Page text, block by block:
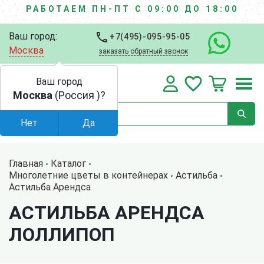
РАБОТАЕМ ПН-ПТ С 09:00 ДО 18:00
Ваш город:
Москва
+7(495)-095-95-05
заказать обратный звонок
Главная
Каталог
Многолетние цветы в контейнерах
Астильба
Астильба Арендса
АСТИЛЬБА АРЕНДСА
ЛОЛЛИПОП
Ваш город
Москва (Россия )?
Нет Да